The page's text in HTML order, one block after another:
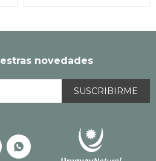
novedades
SUSCRIBIRME
